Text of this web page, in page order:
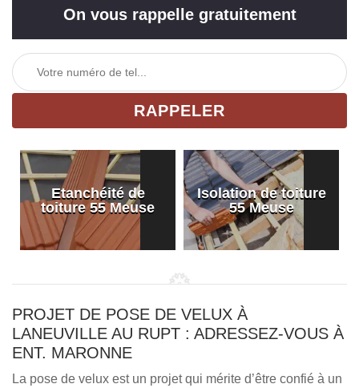
On vous rappelle gratuitement
Etanchéité de
toiture 55 Meuse
Isolation de toiture
55 Meuse
PROJET DE POSE DE VELUX À
LANEUVILLE AU RUPT : ADRESSEZ-VOUS À
ENT. MARONNE
La pose de velux est un projet qui mérite d’être confié à un